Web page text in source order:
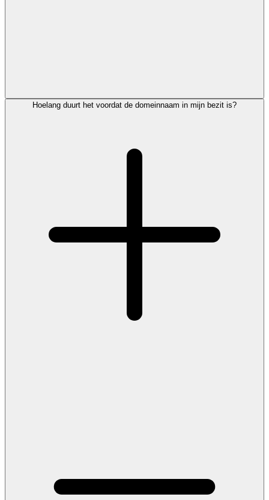
Hoelang duurt het voordat de domeinnaam in mijn bezit is?